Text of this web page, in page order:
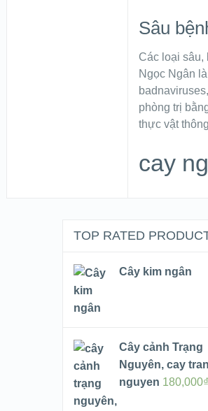
Sâu
Các loại sâu,
Ngọc Ngân
phòng trị
thực vật
cay
TOP RATED
Cây kim ngân
Cây cảnh Trạng
Nguyên, cay
nguyen 180,000₫